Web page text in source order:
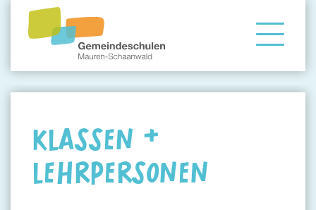
Gemeindeschule
Angebote
KLASSEN &
LEHRPERSONEN